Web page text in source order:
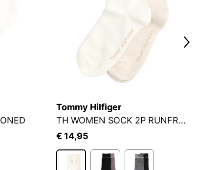
Tommy Hilfiger
TH WOMEN SOCK 2P RUNFREE
€ 14,95